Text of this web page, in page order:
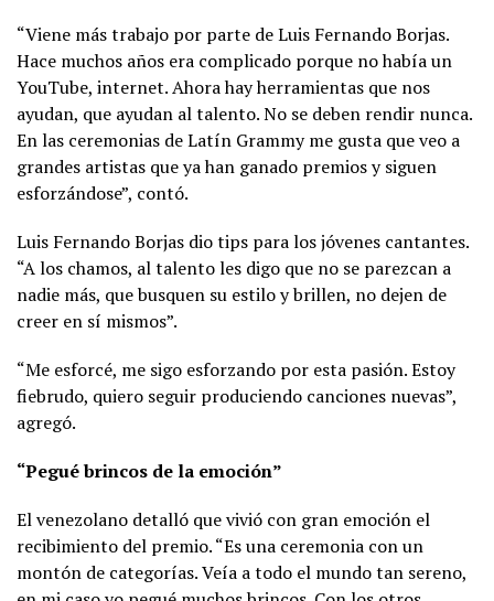
“Viene más trabajo por parte de Luis Fernando Borjas.
Hace muchos años era complicado porque no había un
YouTube, internet. Ahora hay herramientas que nos
ayudan, que ayudan al talento. No se deben rendir nunca.
En las ceremonias de Latín Grammy me gusta que veo a
grandes artistas que ya han ganado premios y siguen
esforzándose”, contó.
Luis Fernando Borjas dio tips para los jóvenes cantantes.
“A los chamos, al talento les digo que no se parezcan a
nadie más, que busquen su estilo y brillen, no dejen de
creer en sí mismos”.
“Me esforcé, me sigo esforzando por esta pasión. Estoy
fiebrudo, quiero seguir produciendo canciones nuevas”,
agregó.
“Pegué brincos de la emoción”
El venezolano detalló que vivió con gran emoción el
recibimiento del premio. “Es una ceremonia con un
montón de categorías. Veía a todo el mundo tan sereno,